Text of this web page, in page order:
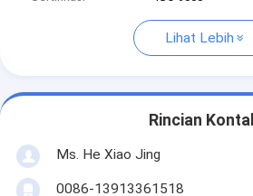
Lihat Lebih
Rincian
Ms. He Xiao Jing
0086-13913361518